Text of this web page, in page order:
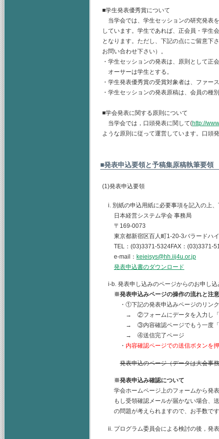
■学生発表優秀賞について
当学会では、学生セッションの研究発表
しています。学生であれば、正会員・学生
となります。ただし、下記の点にご留意下
お問い合わせ下さい）。
・学生セッションの発表は、原則として正
オーサーは学生とする。
・学生発表優秀賞の受賞対象者は、ファー
・学生セッションの発表原稿は、会員の種
■学会発表に関する原則について
当学会では，口頭発表に関して(http://
ような原則に従って運営しています。口頭
■発表申込要領と予稿集原稿執筆要領
(1)発表申込要領
i. 別紙の申込用紙に必要事項を記入の上
日本経営システム学会 事務局
〒169-0073
東京都新宿区百人町1-20-3バラードハ
TEL：(03)3371-5324FAX：(03)3371-
e-mail： keieisys@hh.iij4u.or.jp
発表申込書のダウンロード
i-b. 発表申し込みのページからのお申し
※発表申込みページの操作の流れと注意
・①下記の発表申込みページのリンク
→ ②フォームにデータを入力し「入
→ ③内容確認ページでもう一度「送
→ ④送信完了ページ
・ 内容確認ページでの送信ボタンを
発表申込のページ（データは大会事
※発表申込み確認について
学会ホームページ上のフォームから発
もし受領確認メールが届かない場合、
の問題が考えられますので、お手数で
ii. プログラム委員会による検討の後，発